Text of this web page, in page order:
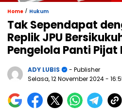
Home / Hukum
Tak Sependapat
Replik JPU
Pengelola Panti
ADY LUBIS
- Publisher
Selasa, 12 November 2024-